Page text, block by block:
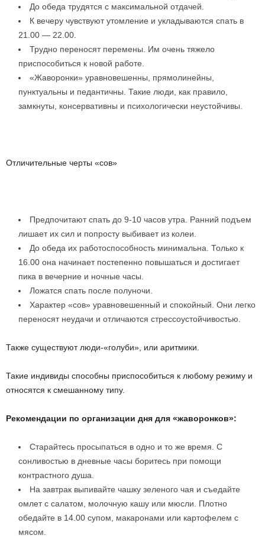
До обеда трудятся с максимальной отдачей.
К вечеру чувствуют утомление и укладываются спать в
21.00 — 22.00.
Трудно переносят перемены. Им очень тяжело
приспособиться к новой работе.
«Жаворонки» уравновешенны, прямолинейны,
пунктуальны и педантичны. Такие люди, как правило,
замкнуты, консервативны и психологически неустойчивы.
Отличительные черты «сов»
Предпочитают спать до 9-10 часов утра. Ранний подъем
лишает их сил и попросту выбивает из колеи.
До обеда их работоспособность минимальна. Только к
16.00 она начинает постепенно повышаться и достигает
пика в вечерние и ночные часы.
Ложатся спать после полуночи.
Характер «сов» уравновешенный и спокойный. Они легко
переносят неудачи и отличаются стрессоустойчивостью.
Также существуют люди-«голуби», или аритмики.
Такие индивиды способны приспособиться к любому режиму и
относятся к смешанному типу.
Рекомендации по организации дня для «жаворонков»:
Старайтесь просыпаться в одно и то же время. С
сонливостью в дневные часы боритесь при помощи
контрастного душа.
На завтрак выпивайте чашку зеленого чая и съедайте
омлет с салатом, молочную кашу или мюсли. Плотно
обедайте в 14.00 супом, макаронами или картофелем с
мясом.